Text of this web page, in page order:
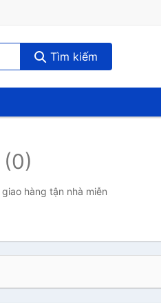
Tìm kiếm
(0)
hàng tận nhà miễn